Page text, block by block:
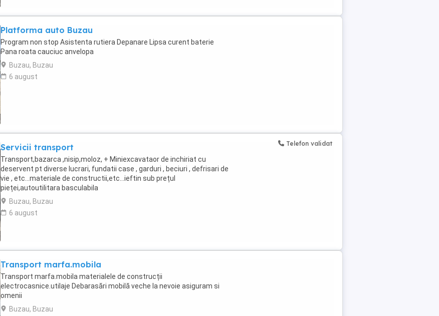
Platforma auto Buzau
Program non stop Asistenta rutiera Depanare Lipsa curent baterie
Pana roata cauciuc anvelopa
Buzau, Buzau
6 august
Servicii transport
Transport,bazarca ,nisip,moloz, + Miniexcavataor de inchiriat cu
deservent pt diverse lucrari, fundatii case , garduri , beciuri , defrisari de
vie , etc...materiale de constructii,etc...ieftin sub prețul
pieței,autoutilitara basculabila
Buzau, Buzau
6 august
Telefon validat
Transport marfa.mobila
Transport marfa.mobila materialele de construcții
electrocasnice.utilaje Debarasări mobilă veche la nevoie asiguram si
omenii
Buzau, Buzau